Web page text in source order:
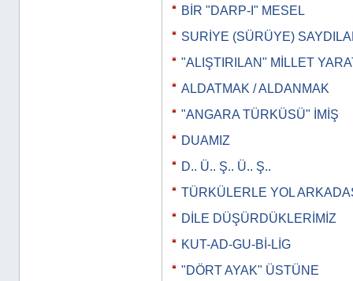
BİR "DARP-I" MESEL
SURİYE (SÜRÜYE)
"ALIŞTIRILAN" MİLLET
ALDATMAK / ALDANMAK
"ANGARA TÜRKÜSÜ" İMİŞ
DUAMIZ
D.. Ü.. Ş.. Ü.. Ş..
TÜRKÜLERLE YOL
DİLE DÜŞÜRDÜKLERİMİZ
KUT-AD-GU-Bİ-LİG
"DÖRT AYAK" ÜSTÜNE